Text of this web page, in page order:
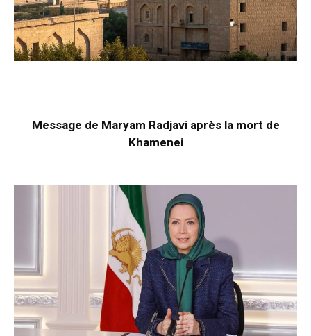
Message de Maryam Radjavi après la mort de
Khamenei